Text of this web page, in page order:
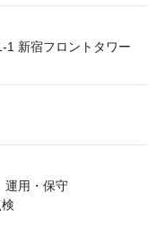
1 新宿フロントタワー
運用・保守